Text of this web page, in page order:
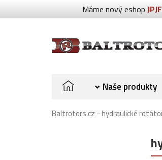
Máme nový eshop
Naše produkty
Baltrotors.cz - hydraulické